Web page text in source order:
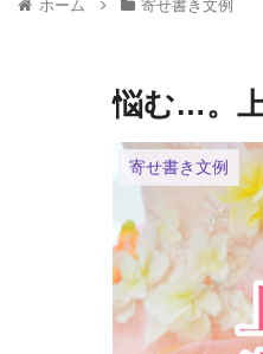
ホーム 寄せ書き文例
悩む…。
寄せ書き文例